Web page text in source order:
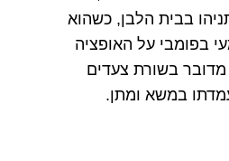
בבית הלבן, כשהוא
בפומבי על האופציה
בשורת צעדים
במשא ומתן.